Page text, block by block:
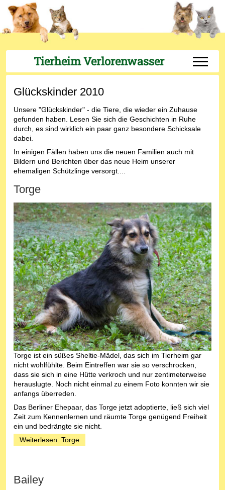
Tierheim Verlorenwasser Off-
Glückskinder 2010
Unsere "Glückskinder" - die Tiere, die wieder ein Zuhause
gefunden haben. Lesen Sie sich die Geschichten in Ruhe
durch, es sind wirklich ein paar ganz besondere Schicksale
dabei.
In einigen Fällen haben uns die neuen Familien auch mit
Bildern und Berichten über das neue Heim unserer
ehemaligen Schützlinge versorgt....
Torge
Torge ist ein süßes Sheltie-Mädel, das sich im Tierheim gar
nicht wohlfühlte. Beim Eintreffen war sie so verschrocken,
dass sie sich in eine Hütte verkroch und nur zentimeterweise
herauslugte. Noch nicht einmal zu einem Foto konnten wir sie
anfangs überreden.
Das Berliner Ehepaar, das Torge jetzt adoptierte, ließ sich viel
Zeit zum Kennenlernen und räumte Torge genügend Freiheit
ein und bedrängte sie nicht.
Weiterlesen: Torge
Bailey